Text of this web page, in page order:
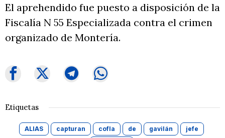
El aprehendido fue puesto a disposición de la
Fiscalía N 55 Especializada contra el crimen
organizado de Montería.
Etiquetas
ALIAS capturan cofla de gavilán
jefe